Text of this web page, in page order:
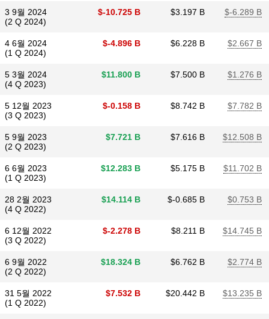
3 9월 2024
(2 Q 2024)
$​-10.725 B $​3.197 B $​-6.289 B
4 6월 2024
(1 Q 2024)
$​-4.896 B $​6.228 B $​2.667 B
5 3월 2024
(4 Q 2023)
$​11.800 B $​7.500 B $​1.276 B
5 12월 2023
(3 Q 2023)
$​-0.158 B $​8.742 B $​7.782 B
5 9월 2023
(2 Q 2023)
$​7.721 B $​7.616 B $​12.508 B
6 6월 2023
(1 Q 2023)
$​12.283 B $​5.175 B $​11.702 B
28 2월 2023
(4 Q 2022)
$​14.114 B $​-0.685 B $​0.753 B
6 12월 2022
(3 Q 2022)
$​-2.278 B $​8.211 B $​14.745 B
6 9월 2022
(2 Q 2022)
$​18.324 B $​6.762 B $​2.774 B
31 5월 2022
(1 Q 2022)
$​7.532 B $​20.442 B $​13.235 B